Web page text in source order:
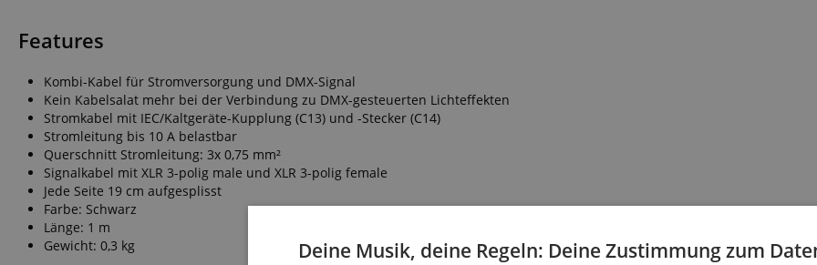
Features
Kombi-Kabel für Stromversorgung und DMX-Signal
Kein Kabelsalat mehr bei der Verbindung zu DMX-gesteuerten Lichteffekten
Stromkabel mit IEC/Kaltgeräte-Kupplung (C13) und -Stecker (C14)
Stromleitung bis 10 A belastbar
Querschnitt Stromleitung: 3x 0,75 mm²
Signalkabel mit XLR 3-polig male und XLR 3-polig female
Jede Seite 19 cm aufgesplisst
Farbe: Schwarz
Länge: 1 m
Gewicht: 0,3 kg
Deine Musik, deine Regeln: Deine Zustimmung zum